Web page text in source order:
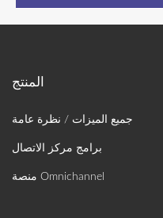
جميع الميزات / نظرة عامة
برامج مركز الاتصال
منصة Omnichannel